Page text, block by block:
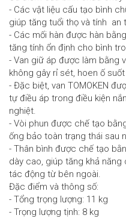
- Các vật liệu cấu tạo bình
giúp tăng tuổi thọ và tính an
- Các mối hàn được hàn
tăng tính ổn định cho bình
- Van giữ áp được làm bằng
không gây rỉ sét, hoen ố
- Đặc biệt, van TOMOKEN
tự điều áp trong điều kiện
nghiệt.
- Vòi phun được chế tạo
ống bảo toàn trạng thái sau
- Thân bình được chế tạo
dày cao, giúp tăng khả
tác động từ bên ngoài.
Đặc điểm và thông số:
- Tổng trọng lượng: 11 kg
- Trọng lượng tịnh: 8 kg